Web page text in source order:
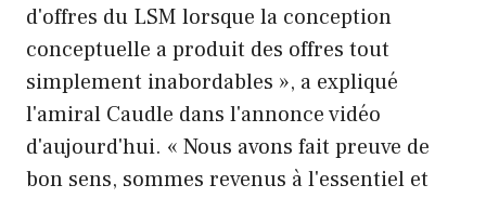
d'offres du LSM lorsque la conception
conceptuelle a produit des offres tout
simplement inabordables », a expliqué
l'amiral Caudle dans l'annonce vidéo
d'aujourd'hui. « Nous avons fait preuve de
bon sens, sommes revenus à l'essentiel et